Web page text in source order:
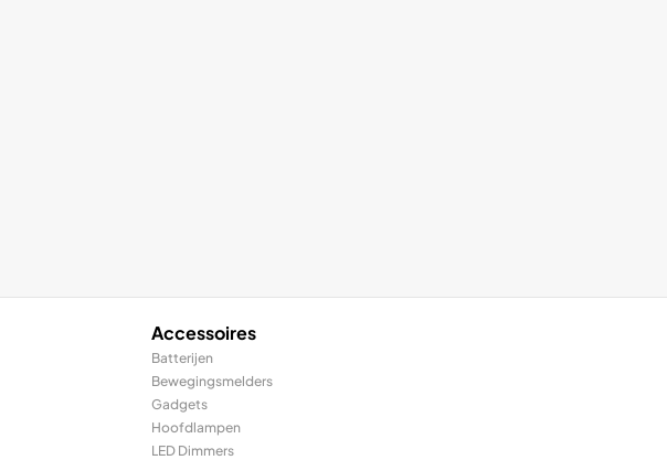
Accessoires
Batterijen
Bewegingsmelders
Gadgets
Hoofdlampen
LED Dimmers